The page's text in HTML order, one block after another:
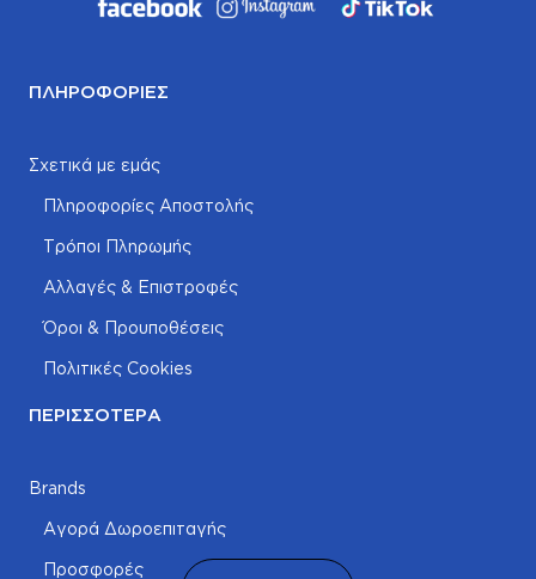
ΠΛΗΡΟΦΟΡΊΕΣ
Σχετικά με εμάς
Πληροφορίες Αποστολής
Τρόποι Πληρωμής
Αλλαγές & Επιστροφές
Όροι & Προυποθέσεις
Πολιτικές Cookies
ΠΕΡΙΣΣΌΤΕΡΑ
Brands
Αγορά Δωροεπιταγής
Προσφορές